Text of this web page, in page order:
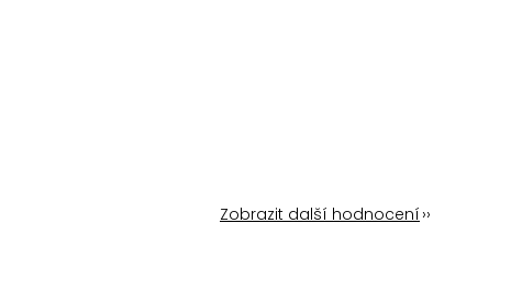
Zobrazit další hodnocení